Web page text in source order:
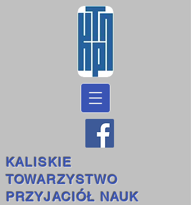
KALISKIE
TOWARZYSTWO
PRZYJACIÓŁ NAUK